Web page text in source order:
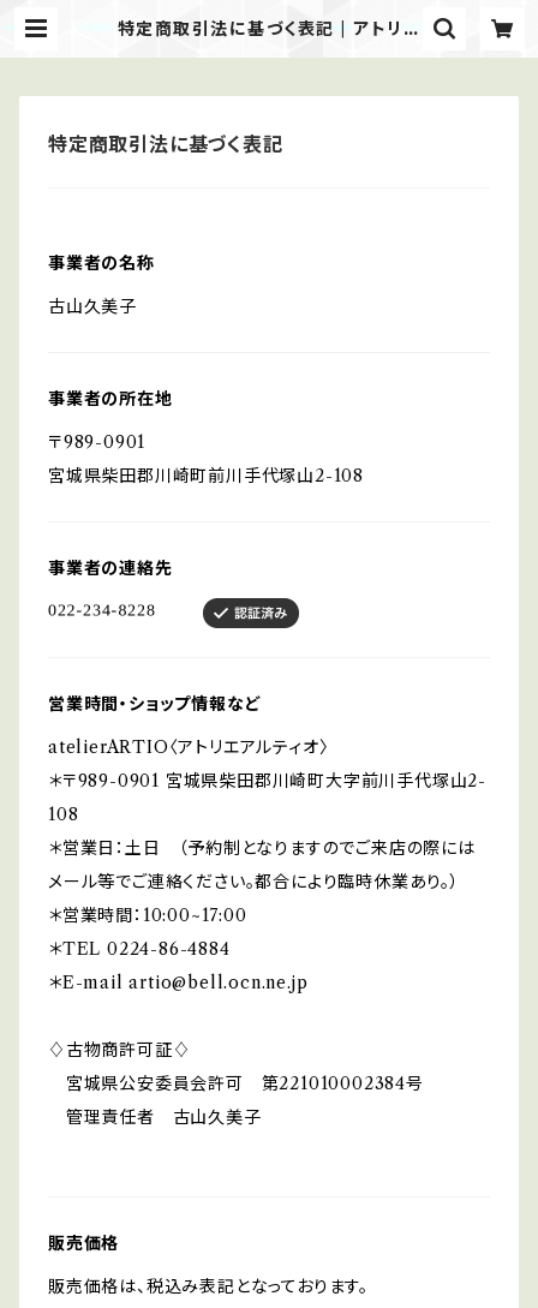
特定商取引法に基づく表記 | アトリエ
特定商取引法に基づく表記
事業者の名称
古山久美子
事業者の所在地
〒989-0901
宮城県柴田郡川崎町前川手代塚山2-108
事業者の連絡先
営業時間・ショップ情報など
atelierARTIO〈アトリエアルティオ〉
＊〒989-0901 宮城県柴田郡川崎町大字前川手代塚山2-
108
＊営業日：土日 （予約制となりますのでご来店の際には
メール等でご連絡ください。都合により臨時休業あり。）
＊営業時間：10:00~17:00
＊TEL 0224-86-4884
＊E-mailartio@bell.ocn.ne.jp
♢古物商許可証♢
宮城県公安委員会許可 第221010002384号
管理責任者 古山久美子
販売価格
販売価格は、税込み表記となっております。